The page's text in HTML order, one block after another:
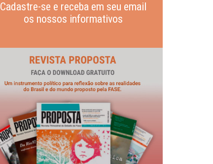
Cadastre-se e receba em seu email
os nossos informativos